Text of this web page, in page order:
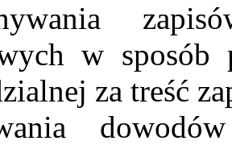
w sposób
za treść